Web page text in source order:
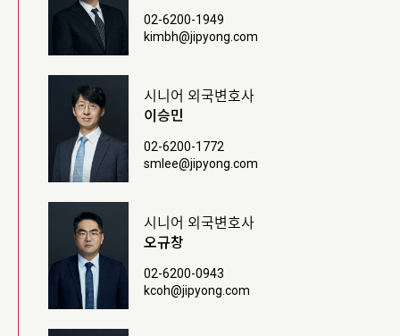
02-6200-1949
kimbh@jipyong.com
시니어 외국변호사
이승민
02-6200-1772
smlee@jipyong.com
시니어 외국변호사
오규창
02-6200-0943
kcoh@jipyong.com